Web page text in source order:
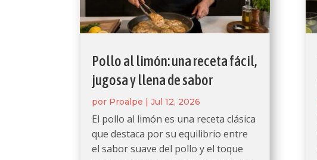
Pollo al limón: una receta fácil,
jugosa y llena de sabor
por Proalpe |Jul 12, 2026
El pollo al limón es una receta clásica
que destaca por su equilibrio entre
el sabor suave del pollo y el toque